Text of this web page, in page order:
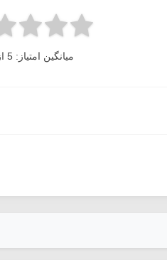
میانگین امتیاز: 5 از 5